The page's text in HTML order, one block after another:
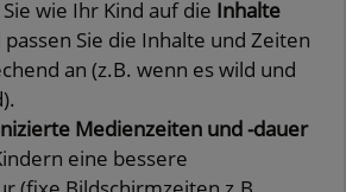
Sie wie Ihr Kind auf die Inhalte
Sie die Inhalte und Zeiten
an (z.B. wenn es wild und
Medienzeiten und -dauer
eine bessere